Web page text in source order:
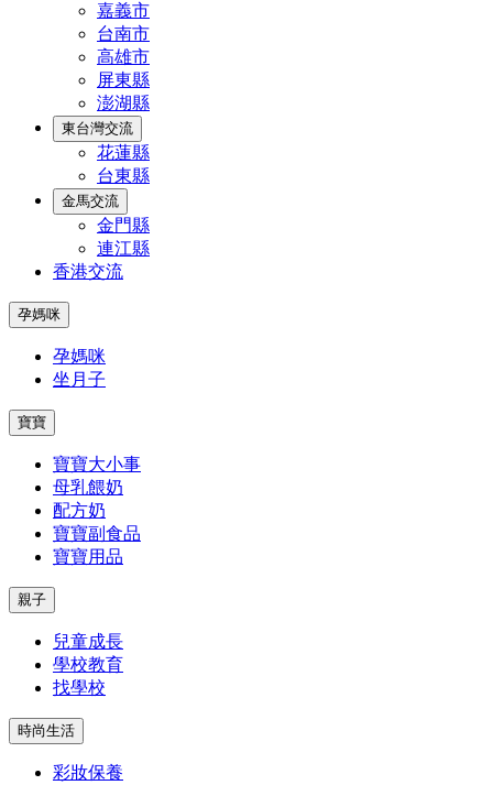
嘉義市
台南市
高雄市
屏東縣
澎湖縣
東台灣交流
花蓮縣
台東縣
金馬交流
金門縣
連江縣
香港交流
孕媽咪
孕媽咪
坐月子
寶寶
寶寶大小事
母乳餵奶
配方奶
寶寶副食品
寶寶用品
親子
兒童成長
學校教育
找學校
時尚生活
彩妝保養